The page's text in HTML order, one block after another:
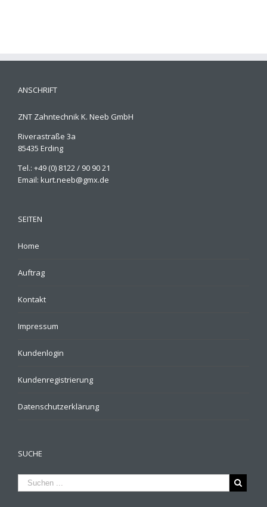
ANSCHRIFT
ZNT Zahntechnik K. Neeb GmbH
Riverastraße 3a
85435 Erding
Tel.: +49 (0) 8122 / 90 90 21
Email: kurt.neeb@gmx.de
SEITEN
Home
Auftrag
Kontakt
Impressum
Kundenlogin
Kundenregistrierung
Datenschutzerklärung
SUCHE